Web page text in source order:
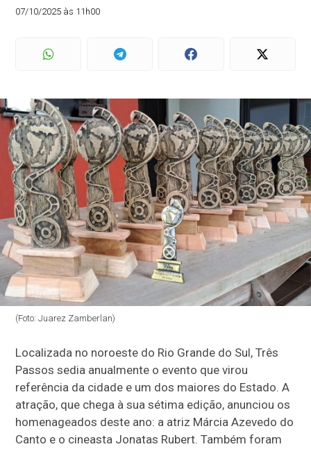
07/10/2025 às 11h00
(Foto: Juarez Zamberlan)
Localizada no noroeste do Rio Grande do Sul, Três
Passos sedia anualmente o evento que virou
referência da cidade e um dos maiores do Estado. A
atração, que chega à sua sétima edição, anunciou os
homenageados deste ano: a atriz Márcia Azevedo do
Canto e o cineasta Jonatas Rubert. Também foram